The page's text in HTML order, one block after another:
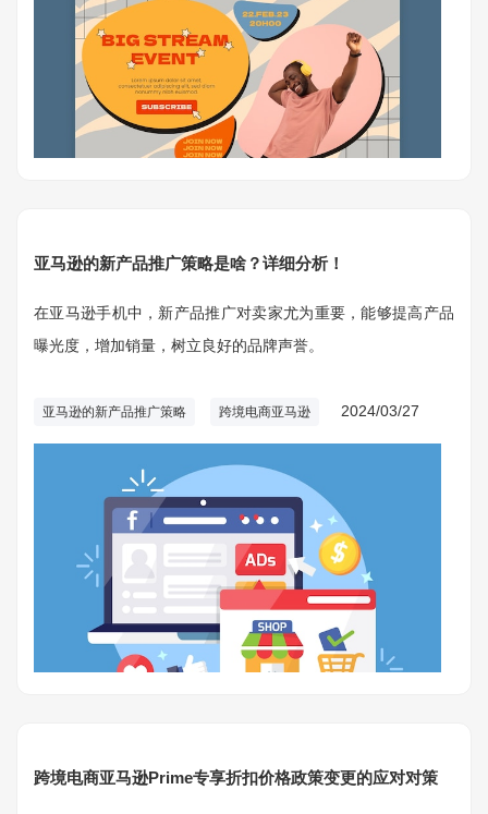
亚马逊的新产品推广策略是啥？详细分析！
在亚马逊手机中，新产品推广对卖家尤为重要，能够提高产品
曝光度，增加销量，树立良好的品牌声誉。
亚马逊的新产品推广策略 跨境电商亚马逊 2024/03/27
跨境电商亚马逊Prime专享折扣价格政策变更的应对对策